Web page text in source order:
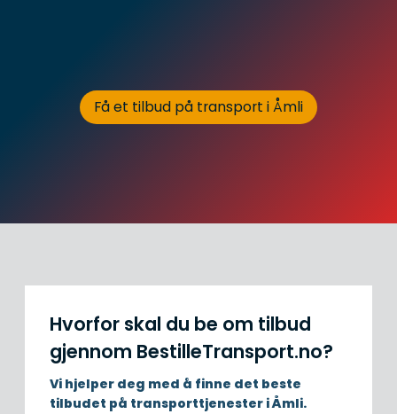
Få et tilbud på transport i Åmli
Hvorfor skal du be om tilbud
gjennom BestilleTransport.no?
Vi hjelper deg med å finne det beste
tilbudet på transporttjenester i Åmli.